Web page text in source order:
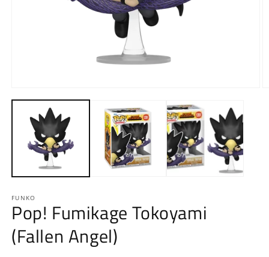
le
fenêtre
modale
FUNKO
Pop! Fumikage Tokoyami
(Fallen Angel)